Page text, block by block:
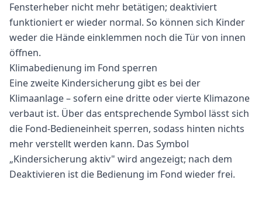
Fensterheber nicht mehr betätigen; deaktiviert
funktioniert er wieder normal. So können sich Kinder
weder die Hände einklemmen noch die Tür von innen
öffnen.
Klimabedienung im Fond sperren
Eine zweite Kindersicherung gibt es bei der
Klimaanlage – sofern eine dritte oder vierte Klimazone
verbaut ist. Über das entsprechende Symbol lässt sich
die Fond-Bedieneinheit sperren, sodass hinten nichts
mehr verstellt werden kann. Das Symbol
„Kindersicherung aktiv" wird angezeigt; nach dem
Deaktivieren ist die Bedienung im Fond wieder frei.